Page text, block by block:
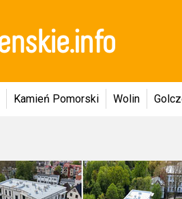
Kamień Pomorski Wolin